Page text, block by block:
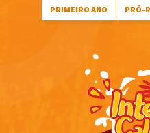
PRIMEIRO ANO PRÓ-